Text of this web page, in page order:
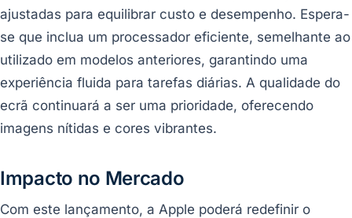
ajustadas para equilibrar custo e desempenho. Espera-
se que inclua um processador eficiente, semelhante ao
utilizado em modelos anteriores, garantindo uma
experiência fluida para tarefas diárias. A qualidade do
ecrã continuará a ser uma prioridade, oferecendo
imagens nítidas e cores vibrantes.
Impacto no Mercado
Com este lançamento, a Apple poderá redefinir o